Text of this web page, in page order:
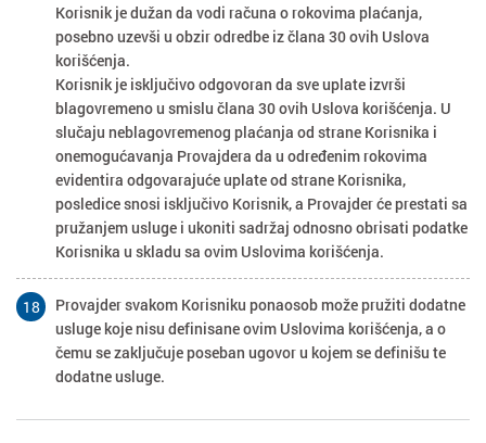
Korisnik je dužan da vodi računa o rokovima plaćanja,
posebno uzevši u obzir odredbe iz člana 30 ovih Uslova
korišćenja.
Korisnik je isključivo odgovoran da sve uplate izvrši
blagovremeno u smislu člana 30 ovih Uslova korišćenja. U
slučaju neblagovremenog plaćanja od strane Korisnika i
onemogućavanja Provajdera da u određenim rokovima
evidentira odgovarajuće uplate od strane Korisnika,
posledice snosi isključivo Korisnik, a Provajder će prestati sa
pružanjem usluge i ukoniti sadržaj odnosno obrisati podatke
Korisnika u skladu sa ovim Uslovima korišćenja.
18
Provajder svakom Korisniku ponaosob može pružiti dodatne
usluge koje nisu definisane ovim Uslovima korišćenja, a o
čemu se zaključuje poseban ugovor u kojem se definišu te
dodatne usluge.